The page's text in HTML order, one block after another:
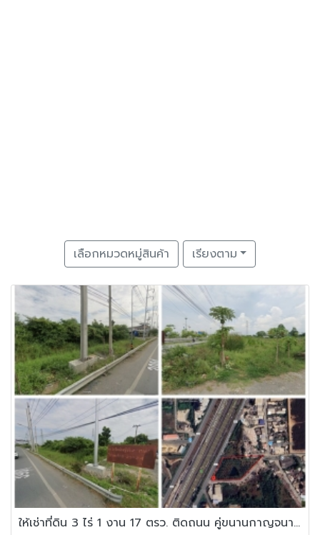
เลือกหมวดหมู่สินค้า เรียงตาม
ให้เช่าที่ดิน 3 ไร่ 1 งาน 17 ตรว. ติดถนน คู่ขนานกาญจนาภิเษก